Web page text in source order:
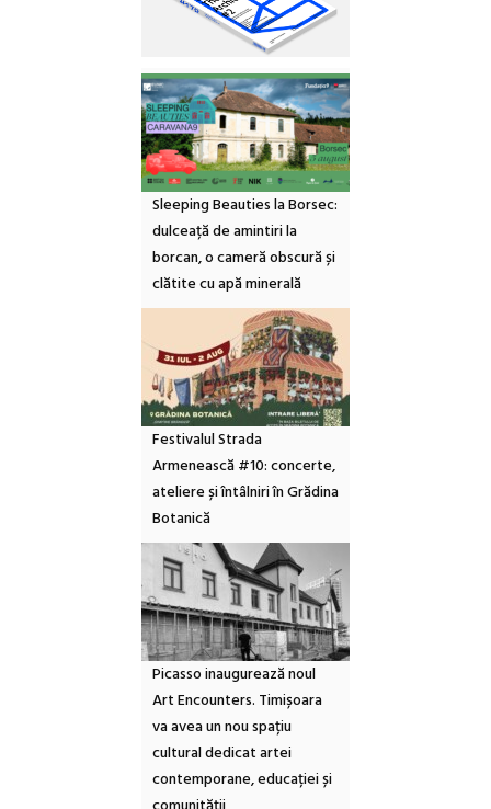
Sleeping Beauties la Borsec:
dulceață de amintiri la
borcan, o cameră obscură și
clătite cu apă minerală
Festivalul Strada
Armenească #10: concerte,
ateliere și întâlniri în Grădina
Botanică
Picasso inaugurează noul
Art Encounters. Timișoara
va avea un nou spațiu
cultural dedicat artei
contemporane, educației și